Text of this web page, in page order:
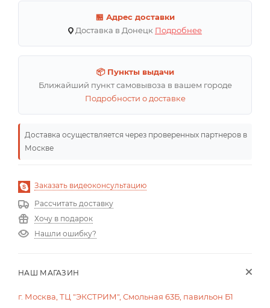
🏪 Адрес доставки
Доставка в Донецк Подробнее
📦 Пункты выдачи
Ближайший пункт самовывоза в вашем городе
Подробности о доставке
Доставка осуществляется через проверенных партнеров в
Москве
Заказать видеоконсультацию
Рассчитать доставку
Хочу в подарок
Нашли ошибку?
НАШ МАГАЗИН
г. Москва, ТЦ "ЭКСТРИМ", Смольная 63Б, павильон Б1